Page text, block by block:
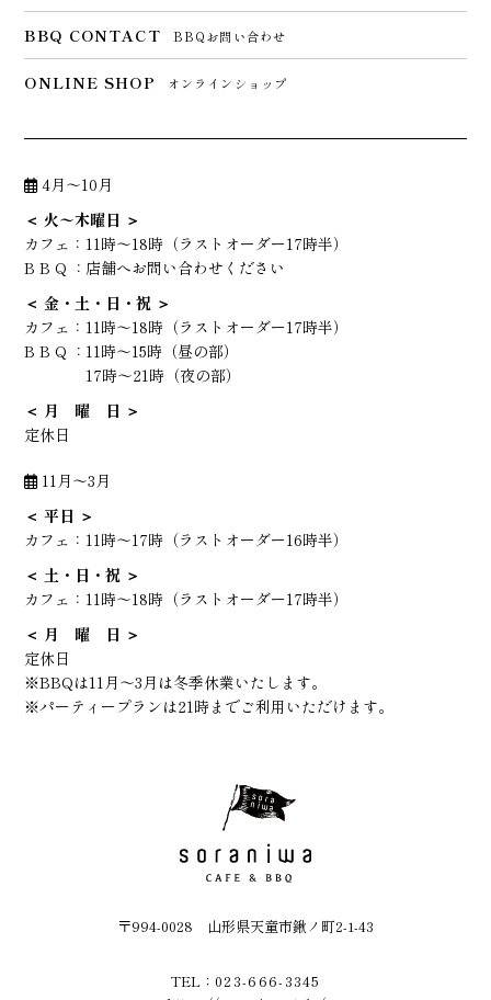
〒994-0028 山形県天童市鍬ノ町2-1-43
TEL：023-666-3345
BBQ CONTACT BBQお問い合わせ
ONLINE SHOP オンラインショップ
4月～10月
＜ 火〜木曜日 ＞
カフェ： 11時～18時（ラストオーダー17時半）
B B Q ：店舗へお問い合わせください
＜ 金・土・日・祝 ＞
カフェ： 11時～18時（ラストオーダー17時半）
B B Q ：11時～15時（昼の部）
17時～21時（夜の部）
＜ 月 曜 日 ＞
定休日
11月～3月
＜ 平日 ＞
カフェ： 11時～17時（ラストオーダー16時半）
＜ 土・日・祝 ＞
カフェ： 11時～18時（ラストオーダー17時半）
＜ 月 曜 日 ＞
定休日
※BBQは11月～3月は冬季休業いたします。
※パーティープランは21時までご利用いただけます。